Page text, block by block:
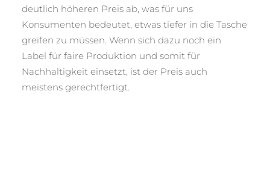
deutlich höheren Preis ab, was für uns
Konsumenten bedeutet, etwas tiefer in die Tasche
greifen zu müssen. Wenn sich dazu noch ein
Label für faire Produktion und somit für
Nachhaltigkeit einsetzt, ist der Preis auch
meistens gerechtfertigt.